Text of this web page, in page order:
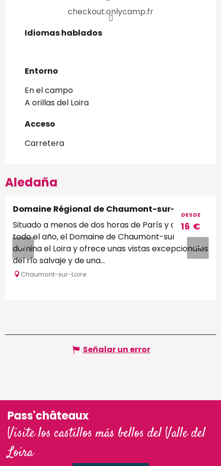
checkout.onlycamp.fr
Idiomas hablados
Idiomas hablados
Entorno
Entorno
En el campo
A orillas del Loira
Acceso
Acceso
Carretera
Aledaña
DESDE
16 €
Domaine Régional de Chaumont-sur-Loire
Situado a menos de dos horas de París y abierto
todo el año, el Domaine de Chaumont-sur-Loire
domina el Loira y ofrece unas vistas excepcionales
del río salvaje y de una...
Chaumont-sur-Loire
Señalar un error
Pass'châteaux
Visite los castillos más bellos del Valle del
Loira